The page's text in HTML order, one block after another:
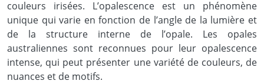
couleurs irisées. L’opalescence est un phénomène
unique qui varie en fonction de l’angle de la lumière et
de la structure interne de l’opale. Les opales
australiennes sont reconnues pour leur opalescence
intense, qui peut présenter une variété de couleurs, de
nuances et de motifs.